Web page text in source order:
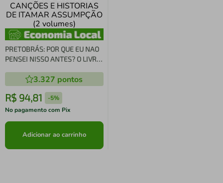
PRETOBRÁS: POR QUE EU NAO
PENSEI NISSO ANTES? O LIVRO
ITAMAR ASSUMPÇÃO (2
volumes)
3.327 pontos
R$ 94,81 -5%
No pagamento com Pix
Adicionar ao carrinho